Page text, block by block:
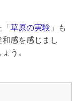
草原の実験 」も
感を感じまし
う。